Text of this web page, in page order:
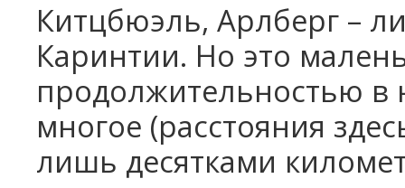
Китцбюэль, Арлберг –
Каринтии. Но это
продолжительностью в
многое (расстояния
лишь десятками